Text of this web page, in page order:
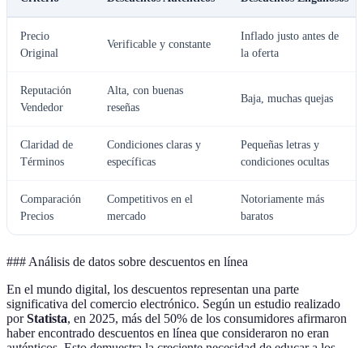
Precio
Original
Verificable y constante
Inflado justo antes de
la oferta
Reputación
Vendedor
Alta, con buenas
reseñas
Baja, muchas quejas
Claridad de
Términos
Condiciones claras y
específicas
Pequeñas letras y
condiciones ocultas
Comparación
Precios
Competitivos en el
mercado
Notoriamente más
baratos
### Análisis de datos sobre descuentos en línea
En el mundo digital, los descuentos representan una parte
significativa del comercio electrónico. Según un estudio realizado
porStatista, en 2025, más del 50% de los consumidores afirmaron
haber encontrado descuentos en línea que consideraron no eran